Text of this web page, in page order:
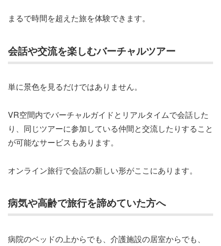
まるで時間を超えた旅を体験できます。
会話や交流を楽しむバーチャルツアー
単に景色を見るだけではありません。
VR空間内でバーチャルガイドとリアルタイムで会話した
り、同じツアーに参加している仲間と交流したりすること
が可能なサービスもあります。
オンライン旅行で会話の新しい形がここにあります。
病気や高齢で旅行を諦めていた方へ
病院のベッドの上からでも、介護施設の居室からでも、